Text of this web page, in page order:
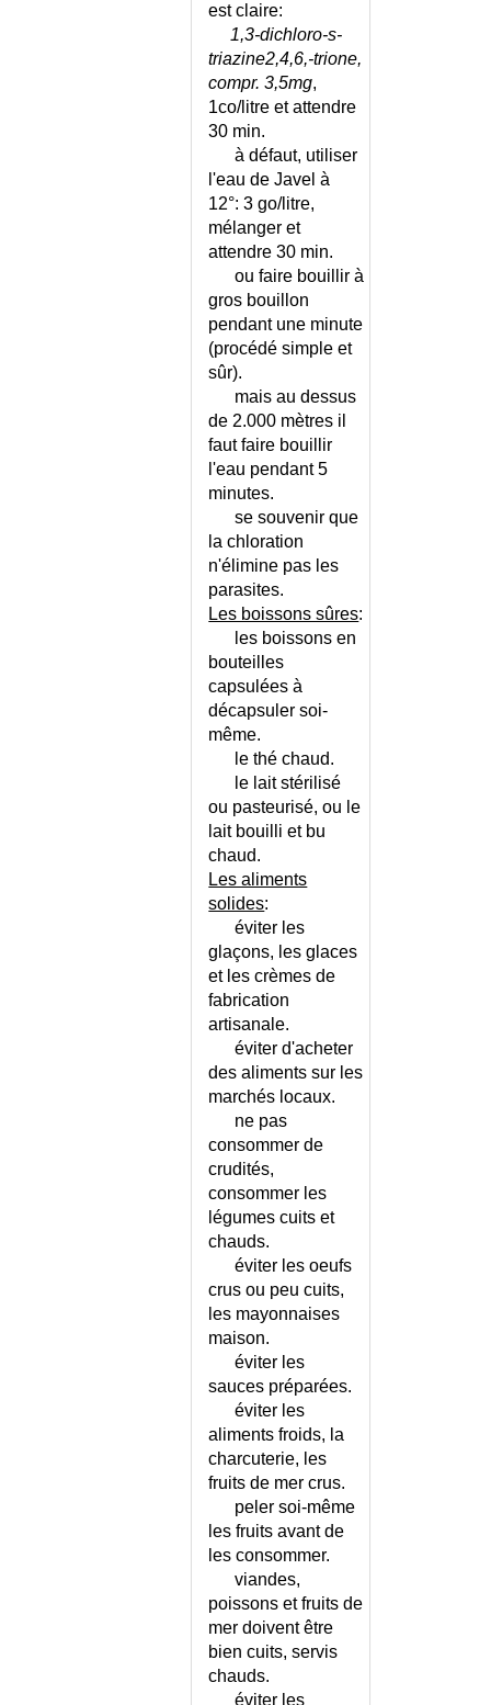
est claire:
1,3-dichloro-s-
triazine2,4,6,-trione,
compr. 3,5mg,
1co/litre et attendre
30 min.
à défaut, utiliser
l'eau de Javel à
12°: 3 go/litre,
mélanger et
attendre 30 min.
ou faire bouillir à
gros bouillon
pendant une minute
(procédé simple et
sûr).
mais au dessus
de 2.000 mètres il
faut faire bouillir
l'eau pendant 5
minutes.
se souvenir que
la chloration
n'élimine pas les
parasites.
Les boissons sûres:
les boissons en
bouteilles
capsulées à
décapsuler soi-
même.
le thé chaud.
le lait stérilisé
ou pasteurisé, ou le
lait bouilli et bu
chaud.
Les aliments
solides:
éviter les
glaçons, les glaces
et les crèmes de
fabrication
artisanale.
éviter d'acheter
des aliments sur les
marchés locaux.
ne pas
consommer de
crudités,
consommer les
légumes cuits et
chauds.
éviter les oeufs
crus ou peu cuits,
les mayonnaises
maison.
éviter les
sauces préparées.
éviter les
aliments froids, la
charcuterie, les
fruits de mer crus.
peler soi-même
les fruits avant de
les consommer.
viandes,
poissons et fruits de
mer doivent être
bien cuits, servis
chauds.
éviter les